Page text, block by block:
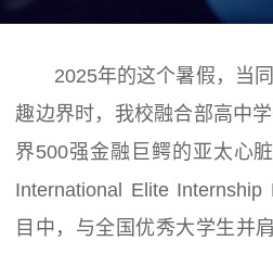
2025年的这个暑假，当同
趣边界时，我校融合部高中
界500强金融巨鳄的亚太心
International Elite
目中，与全国优秀大学生并